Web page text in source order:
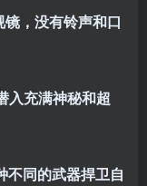
，没有铃声和口
入充满神秘和超
不同的武器捍卫自